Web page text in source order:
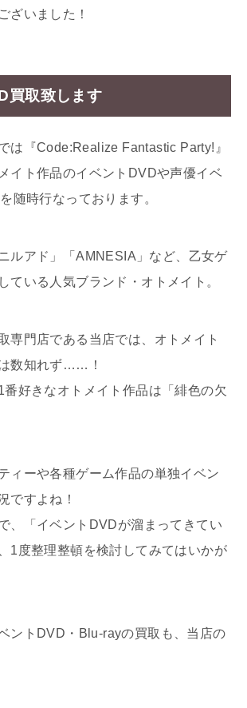
ざいました！
買取致します
は『Code:Realize Fantastic Party!』
イト作品のイベントDVDや声優イベ
随時行なっております。
ルアド」「AMNESIA」など、乙女ゲ
ている人気ブランド・オトメイト。
専門店である当店では、オトメイト
数知れず……！
番好きなオトメイト作品は「緋色の欠
ィーや各種ゲーム作品の単独イベン
ですよね！
、「イベントDVDが溜まってきてい
1度整理整頓を検討してみてはいかが
ントDVD・Blu-rayの買取も、当店の